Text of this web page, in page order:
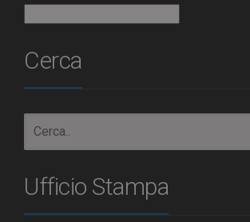
Cerca
Ufficio Stampa